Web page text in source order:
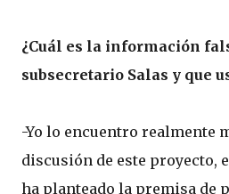
¿Cuál es la información
subsecretario Salas y que
-Yo lo encuentro realmente
discusión de este proyecto,
ha planteado la premisa de